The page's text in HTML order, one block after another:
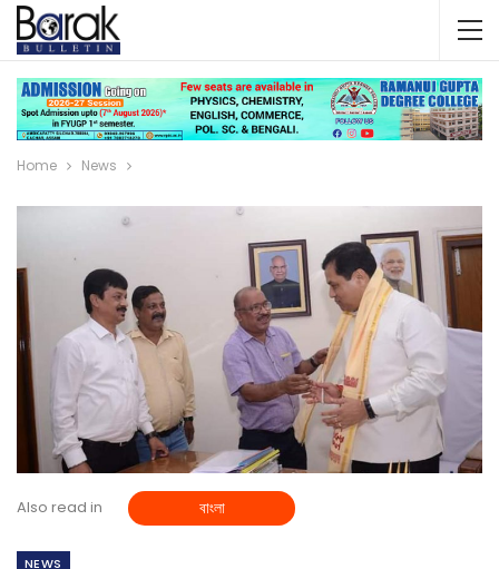
Home News
Also read in বাংলা
NEWS